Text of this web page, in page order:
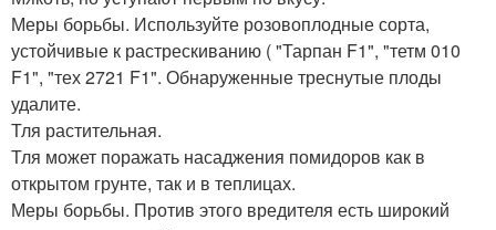
Меры борьбы. Используйте розовоплодные сорта,
устойчивые к растрескиванию ( "Тарпан F1", "тетм 010
F1", "тех 2721 F1". Обнаруженные треснутые плоды
удалите.
Тля растительная.
Тля может поражать насаджения помидоров как в
открытом грунте, так и в теплицах.
Меры борьбы. Против этого вредителя есть широкий